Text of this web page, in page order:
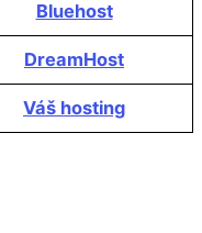
Bluehost
DreamHost
Váš hosting